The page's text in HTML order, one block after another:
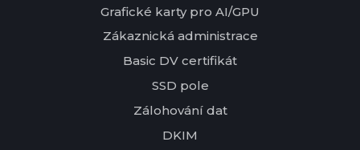
Grafické karty pro AI/GPU
Zákaznická administrace
Basic DV certifikát
SSD pole
Zálohování dat
DKIM